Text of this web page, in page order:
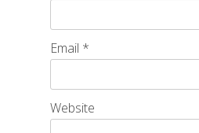
Email *
Website